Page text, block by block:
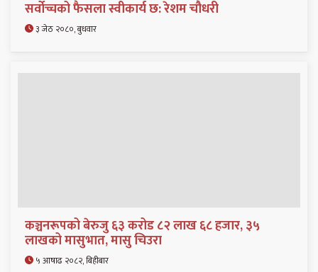
सर्वोच्चको फैसला स्वीकार्य छ: रेशम चौधरी
३ जेठ २०८०, बुधवार
कञ्चनरूपको बेरुजु ६३ करोड ८२ लाख ६८ हजार, ३५
लाखको मासुभात, मासु चिउरा
५ आषाढ २०८२, बिहीबार